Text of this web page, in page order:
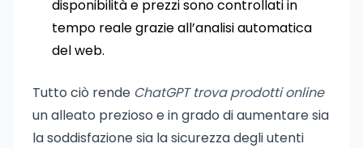
disponibilità e prezzi sono controllati in
tempo reale grazie all’analisi automatica
del web.
Tutto ciò rende ChatGPT trova prodotti online
un alleato prezioso e in grado di aumentare sia
la soddisfazione sia la sicurezza degli utenti